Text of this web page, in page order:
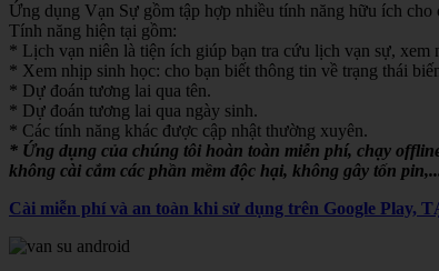
Ứng dụng Vạn Sự gồm tập hợp nhiều tính năng hữu ích
Tính năng hiện tại gồm:
* Lịch vạn niên là tiện ích giúp bạn tra cứu lịch vạn sự,
* Xem nhịp sinh học: cho bạn biết thông tin về trạng thái
* Dự đoán tương lai qua tên.
* Dự đoán tương lai qua ngày sinh.
* Các tính năng khác được cập nhật thường xuyên.
* Ứng dụng của chúng tôi hoàn toàn miễn phí, chạy
không cài cắm các phần mềm độc hại, không gây tốn
Cài miễn phí và an toàn khi sử dụng trên Google Play,